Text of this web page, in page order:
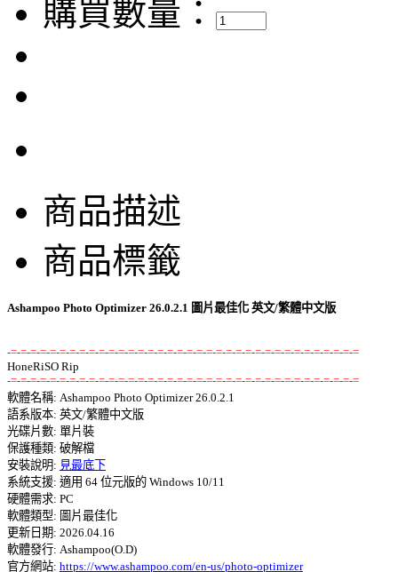
購買數量：
商品描述
商品標籤
Ashampoo Photo Optimizer 26.0.2.1 圖片最佳化 英文/繁體中文版
-=-=-=-=-=-=-=-=-=-=-=-=-=-=-=-=-=-=-=-=-=-=-=-=-=-=-=-=-=-=-=-=-=-=-=-=
-=-=-=-=-=-=-=-=-=-=-=-=-=-=-=-=-=-=-=-=-=-=-=-=-=-=-=-=-=-=-=-=-=-=-=-=
軟體名稱: Ashampoo Photo Optimizer 26.0.2.1
語系版本: 英文/繁體中文版
光碟片數: 單片裝
保護種類: 破解檔
安裝說明: 見最底下
系統支援: 適用 64 位元版的 Windows 10/11
硬體需求: PC
軟體類型: 圖片最佳化
更新日期: 2026.04.16
軟體發行: Ashampoo(O.D)
官方網站: https://www.ashampoo.com/en-us/photo-optimizer